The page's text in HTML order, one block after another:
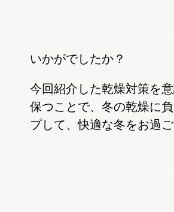
いかがでしたか？
今回紹介した乾燥対策を
保つことで、冬の乾燥に
プして、快適な冬をお過